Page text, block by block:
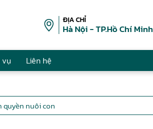
ĐỊA CHỈ
Hà Nội - TP.Hồ Chí Minh
Liên hệ
quyền nuôi con